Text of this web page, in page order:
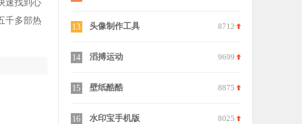
速找到心
千多部热
13 头像制作工具 8712
14 滔搏运动 9699
15 壁纸酷酷 8875
16 水印宝手机版 8025